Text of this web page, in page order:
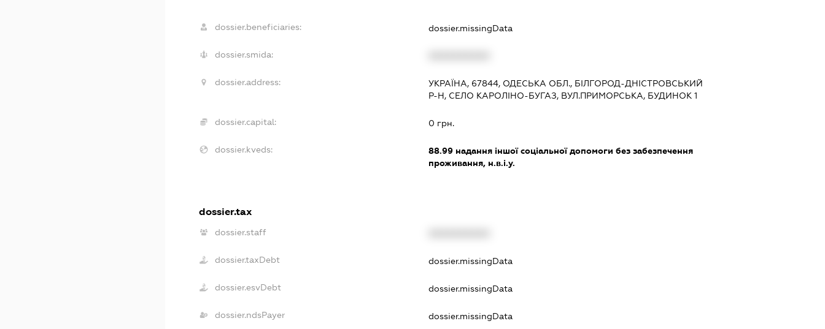
dossier.beneficiaries: dossier.missingData
dossier.smida:
dossier.address:
УКРАЇНА, 67844, ОДЕСЬКА ОБЛ., БІЛГОРОД-ДНІСТРОВСЬКИЙ
Р-Н, СЕЛО КАРОЛІНО-БУГАЗ, ВУЛ.ПРИМОРСЬКА, БУДИНОК 1
dossier.capital: 0 грн.
dossier.kveds: 88.99надання іншої соціальної допомоги без забезпечення
проживання, н.в.і.у.
dossier.tax
dossier.staff
dossier.taxDebt dossier.missingData
dossier.esvDebt dossier.missingData
dossier.ndsPayer dossier.missingData